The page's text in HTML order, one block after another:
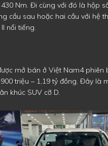
Nm. Đi cùng với đó là hộp
cầu sau hoặc hai cầu với hệ
nổi tiếng.
mở bán ở Việt Nam4 phiên
triệu – 1,19 tỷ đồng. Đây là
khúc SUV cỡ D.